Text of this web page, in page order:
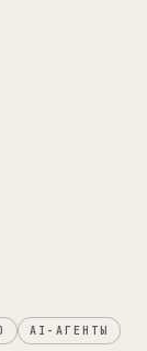
AI-АГЕНТЫ